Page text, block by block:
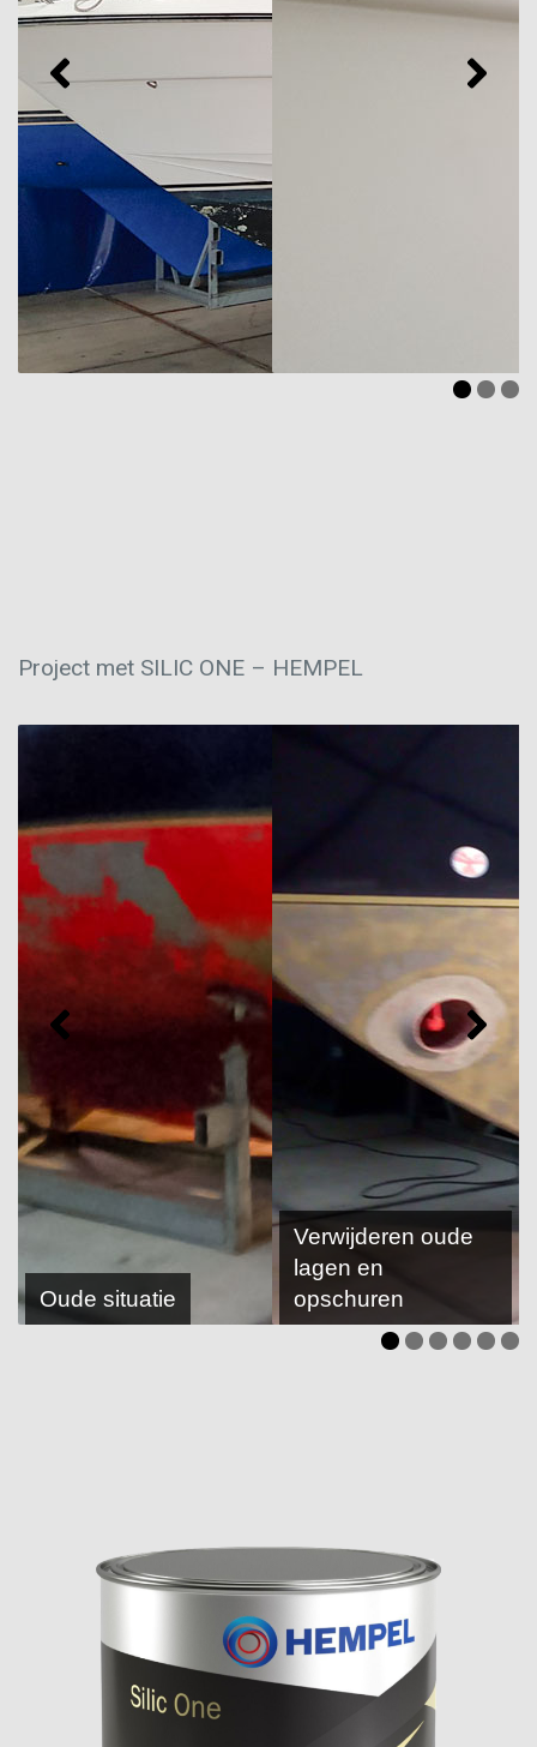
Project met SILIC ONE – HEMPEL
Oude situatie
Verwijderen oude
lagen en
opschuren